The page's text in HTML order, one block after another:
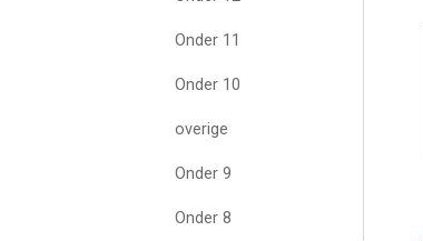
Onder 11
Onder 10
overige
Onder 9
Onder 8